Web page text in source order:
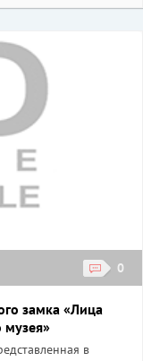
0
замка «Лица
музея»
в